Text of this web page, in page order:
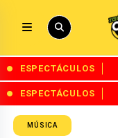
ESPECTÁCULOS
ESPECTÁCULOS
MÚSICA